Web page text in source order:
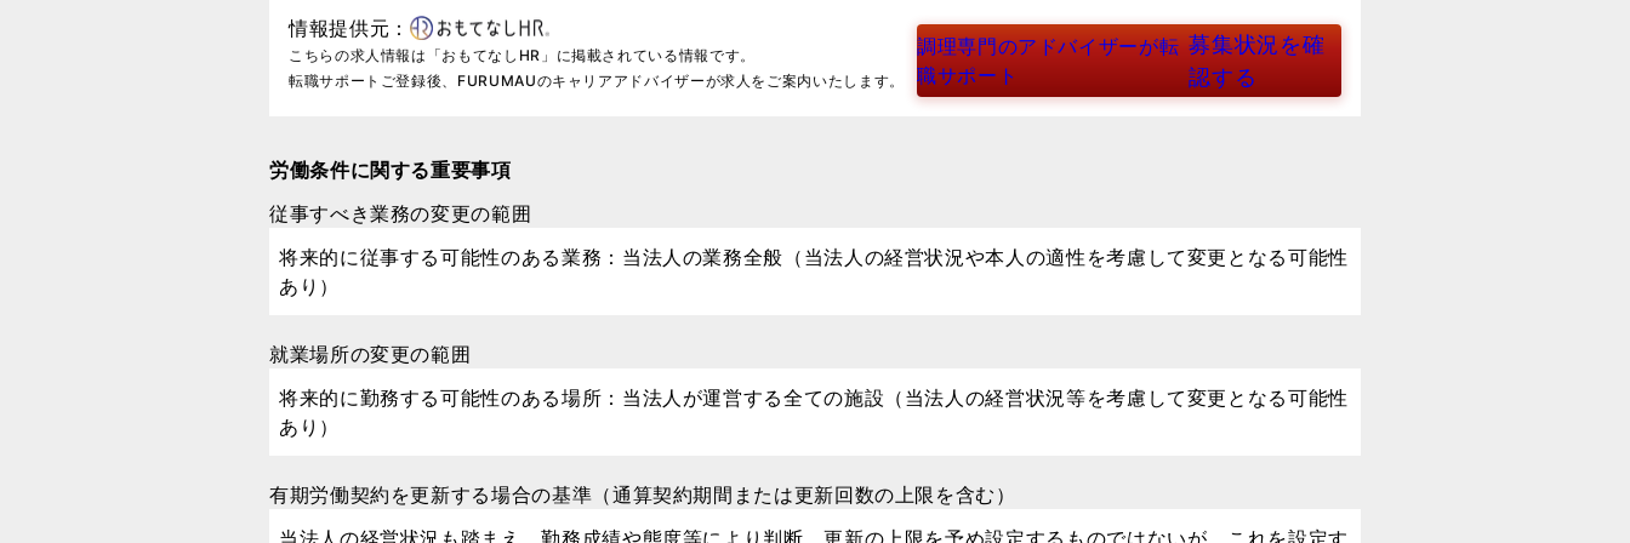
情報提供元：
こちらの求人情報は「おもてなしHR」に掲載されている情報です。
転職サポートご登録後、FURUMAUのキャリアアドバイザーが求人をご案内いたします。
調理専門のアドバイザーが転
職サポート
募集状況を確
認する
労働条件に関する重要事項
従事すべき業務の変更の範囲
将来的に従事する可能性のある業務：当法人の業務全般（当法人の経営状況や本人の適性を考慮して変更となる可能性
あり）
就業場所の変更の範囲
将来的に勤務する可能性のある場所：当法人が運営する全ての施設（当法人の経営状況等を考慮して変更となる可能性
あり）
有期労働契約を更新する場合の基準（通算契約期間または更新回数の上限を含む）
当法人の経営状況も踏まえ、勤務成績や態度等により判断。更新の上限を予め設定するものではないが、これを設定す